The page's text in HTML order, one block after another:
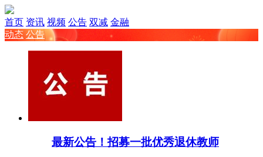
首页 资讯 视频 公告 双减 金融
动态 公告
最新公告！招募一批优秀退休教师